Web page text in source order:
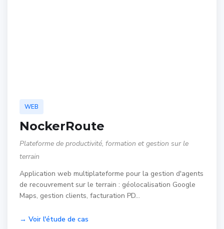
WEB
NockerRoute
Plateforme de productivité, formation et gestion sur le
terrain
Application web multiplateforme pour la gestion d'agents
de recouvrement sur le terrain : géolocalisation Google
Maps, gestion clients, facturation PD…
→ Voir l'étude de cas